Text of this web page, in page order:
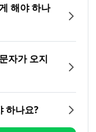
해야 하나
자가 오지
하나요?